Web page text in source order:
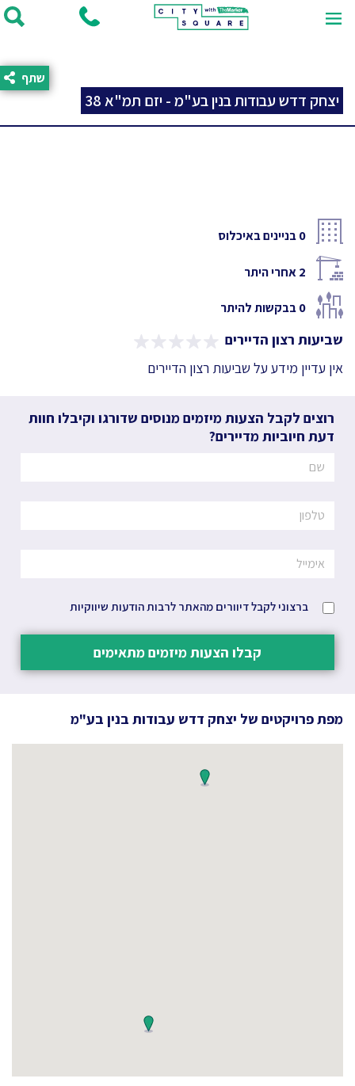
יצחק דדש עבודות בנין בע"מ - יזם תמ"א 38
שתף
0בניינים באיכלוס
2אחרי היתר
0בבקשות להיתר
שביעות רצון הדיירים
אין עדיין מידע על שביעות רצון הדיירים
רוצים לקבל הצעות מיזמים מנוסים שדורגו וקיבלו חוות
דעת חיוביות מדיירים?
ברצוני לקבל דיוורים מהאתר לרבות הודעות שיווקיות
קבלו הצעות מיזמים מתאימים
מפת פרויקטים של יצחק דדש עבודות בנין בע"מ